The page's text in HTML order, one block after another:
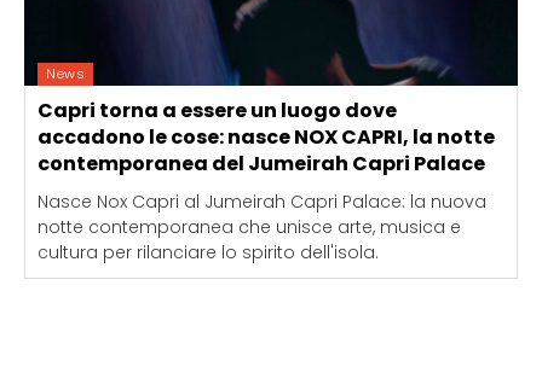
News
Capri torna a essere un luogo dove
accadono le cose: nasce NOX CAPRI, la notte
contemporanea del Jumeirah Capri Palace
Nasce Nox Capri al Jumeirah Capri Palace: la nuova
notte contemporanea che unisce arte, musica e
cultura per rilanciare lo spirito dell'isola.